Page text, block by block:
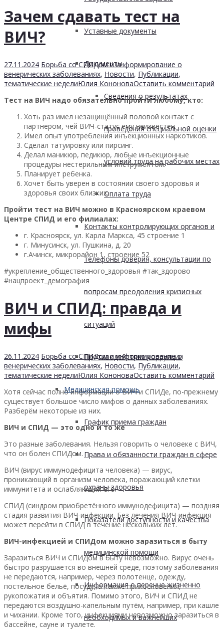
Уставные документы
Документы
Сведения о результатах
проведения специальной оценки
условий труда на рабочих местах
Оплата труда
Контакты контролирующих органов и
телефоны доверия, консультации по
вопросам преодоления кризисных
ситуаций
Противодействие коррупции
Медицинская помощь
График приема граждан
Права и обязанности граждан в сфере
охраны здоровья
Показатели доступности и качества
медицинской помощи
Информация о перечне жизненно
необходимых и важнейших
Зачем сдавать тест на
ВИЧ?
27.11.2024 Борьба со СПИДом и информирование о
венерических заболеваниях, Новости, Публикации,
тематические неделиЮлия КононоваОставить комментарий
Тест на ВИЧ надо обязательно пройти любому, кто:
Хоть раз имел незащищённый половой контакт с
партнером, чей ВИЧ-статус ему неизвестен.
Имел опыт употребления инъекционных наркотиков.
Сделал татуировку или пирсинг.
Делал маникюр, педикюр, любые инъекционные
процедуры нестерильным инструментом.
Планирует ребенка.
Хочет быть уверен в состоянии своего здоровья и
здоровья своих близких.
Пройти тест на ВИЧ можно в Красноярском краевом
Центре СПИД и его филиалах:
г. Красноярск, ул. Карла Маркса, 45 строение 1
г. Минусинск, ул. Пушкина, д. 20
г.Ачинск, микрорайон 1, строение 52
#укрепление_общественного_здоровья #так_здорово
#нацпроект_демография
ВИЧ и СПИД: правда и
мифы
26.11.2024 Борьба со СПИДом и информирование о
венерических заболеваниях, Новости, Публикации,
тематические неделиЮлия КононоваОставить комментарий
Хотя сейчас полно информации о ВИЧ и СПИДе, по-прежнему
существует большое число мифов о данных заболеваниях.
Разберём некоторые из них.
ВИЧ и СПИД — это одно и то же
Это разные заболевания. Нельзя говорить о человеке с ВИЧ,
что он болен СПИДом.
ВИЧ (вирус иммунодефицита человека) — вирус,
проникающий в организм человека, поражающий клетки
иммунитета и ослабляющий его.
СПИД (синдром приобретённого иммунодефицита) — поздняя
стадия развития ВИЧ-инфекции. Без лечения ВИЧ-инфекция
может перейти в СПИД в течение нескольких лет.
ВИЧ-инфекцией и СПИДом можно заразиться в быту
Заразиться ВИЧ и СПИДом в быту невозможно. Вирус очень
быстро разрушается во внешней среде, поэтому заболевания
не передаются, например, через полотенце, одежду,
постельное бельё, посуду, а также прикосновения,
рукопожатия и объятия. Помимо этого, ВИЧ и СПИД не
передаются воздушно-капельным путём, например, при кашле
и чихании. Кроме того, инфекциями невозможно заразиться в
бассейне, сауне и туалете.